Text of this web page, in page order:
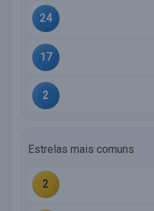
24
17
2
Estrelas mais comuns
2